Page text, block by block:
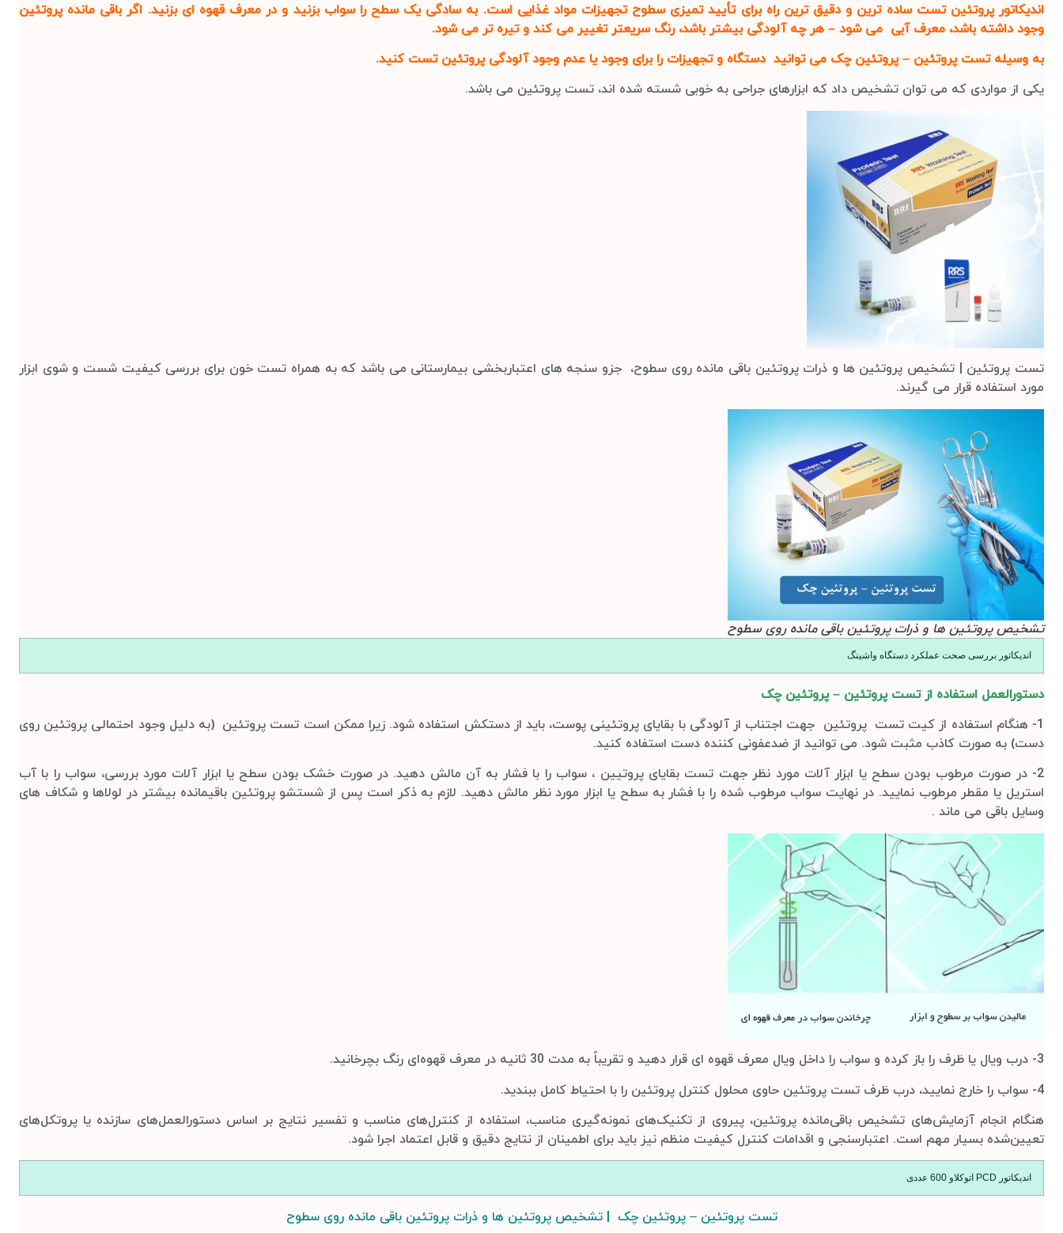
اندیکاتور پروتئین تست ساده ترین و دقیق ترین راه برای تأیید تمیزی سطوح تجهیزات مواد غذایی است. به سادگی یک سطح را سواب بزنید و در معرف قهوه ای بزنید. اگر باقی مانده پروتئین
وجود داشته باشد، معرف آبی می شود – هر چه آلودگی بیشتر باشد، رنگ سریعتر تغییر می کند و تیره تر می شود.
به وسیله تست پروتئین – پروتئین چک می توانید دستگاه و تجهیزات را برای وجود یا عدم وجود آلودگی پروتئین تست کنید.
یکی از مواردی که می توان تشخیص داد که ابزارهای جراحی به خوبی شسته شده اند، تست پروتئین می باشد.
تست پروتئین | تشخیص پروتئین ها و ذرات پروتئین باقی مانده روی سطوح، جزو سنجه های اعتباربخشی بیمارستانی می باشد که به همراه تست خون برای بررسی کیفیت شست و شوی ابزار
مورد استفاده قرار می گیرند.
تشخیص پروتئین ها و ذرات پروتئین باقی مانده روی سطوح
اندیکاتور بررسی صحت عملکرد دستگاه واشینگ
دستورالعمل استفاده از تست پروتئین – پروتئین چک
1- هنگام استفاده از کیت تست پروتئین جهت اجتناب از آلودگی با بقایای پروتئینی پوست، باید از دستکش استفاده شود. زیرا ممکن است تست پروتئین (به دلیل وجود احتمالی پروتئین روی
دست) به صورت کاذب مثبت شود. می توانید از ضدعفونی کننده دست استفاده کنید.
2- در صورت مرطوب بودن سطح یا ابزار آلات مورد نظر جهت تست بقایای پروتیین ، سواب را با فشار به آن مالش دهید. در صورت خشک بودن سطح یا ابزار آلات مورد بررسی، سواب را با آب
استریل یا مقطر مرطوب نمایید. در نهایت سواب مرطوب شده را با فشار به سطح یا ابزار مورد نظر مالش دهید. لازم به ذکر است پس از شستشو پروتئین باقیمانده بیشتر در لولاها و شکاف های
وسایل باقی می ماند .
3- درب ویال یا ظرف را باز کرده و سواب را داخل ویال معرف قهوه ای قرار دهید و تقریباً به مدت 30 ثانیه در معرف قهوه‌ای رنگ بچرخانید.
4- سواب را خارج نمایید، درب ظرف تست پروتئین حاوی محلول کنترل پروتئین را با احتیاط کامل ببندید.
هنگام انجام آزمایش‌های تشخیص باقی‌مانده پروتئین، پیروی از تکنیک‌های نمونه‌گیری مناسب، استفاده از کنترل‌های مناسب و تفسیر نتایج بر اساس دستورالعمل‌های سازنده یا پروتکل‌های
تعیین‌شده بسیار مهم است. اعتبارسنجی و اقدامات کنترل کیفیت منظم نیز باید برای اطمینان از نتایج دقیق و قابل اعتماد اجرا شود.
اندیکاتور PCD اتوکلاو 600 عددی
تست پروتئین – پروتئین چک | تشخیص پروتئین ها و ذرات پروتئین باقی مانده روی سطوح